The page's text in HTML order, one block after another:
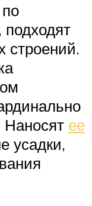
строений.
Наносят ее
усадки,